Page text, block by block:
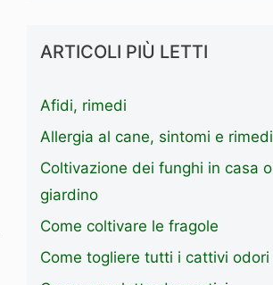
ARTICOLI PIÙ LETTI
Afidi, rimedi
Allergia al cane, sintomi e rimedi
Coltivazione dei funghi in casa o
giardino
Come coltivare le fragole
Come togliere tutti i cattivi odori